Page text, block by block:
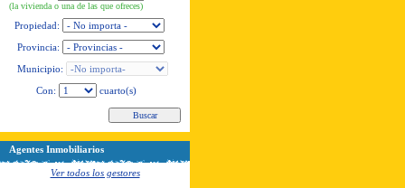
(la vivienda o una de las que ofreces)
Propiedad:
Provincia:
Municipio:
Con:
cuarto(s)
Agentes Inmobiliarios
Ver todos los gestores